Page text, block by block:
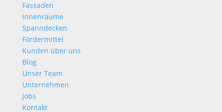
Fassaden
Innenräume
Spanndecken
Fördermittel
Kunden über uns
Blog
Unser Team
Unternehmen
Jobs
Kontakt